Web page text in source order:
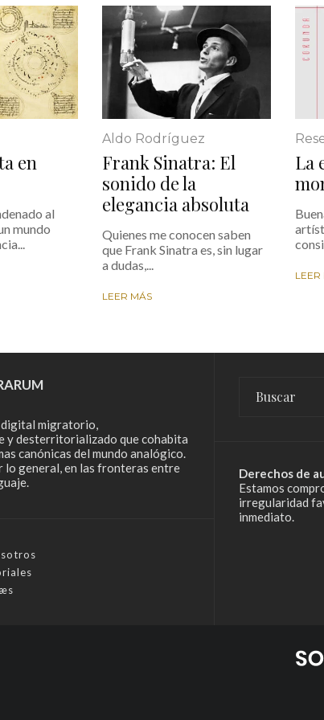
en
al
mundo
Aldo Rodríguez
Frank Sinatra: El
sonido de la
elegancia absoluta
Quienes me conocen saben
que Frank Sinatra es, sin lugar
a dudas,...
LEER MÁS
La
LEER
migratorio,
y desterritorializado que cohabita
canónicas del mundo analógico.
lo general, en las fronteras entre
Derechos de
Estamos
irregularidad
inmediato.